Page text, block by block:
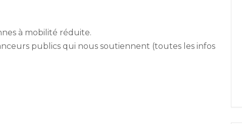
à mobilité réduite.
publics qui nous soutiennent (toutes les infos